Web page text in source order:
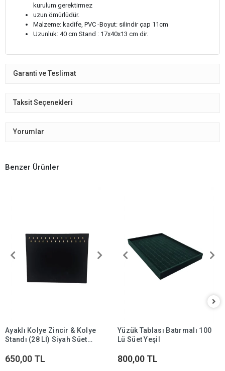
kurulum gerektirmez
uzun ömürlüdür.
Malzeme: kadife, PVC -Boyut: silindir çap 11cm
Uzunluk: 40 cm Stand : 17x40x13 cm dir.
Garanti ve Teslimat
Taksit Seçenekleri
Yorumlar
Benzer Ürünler
Ayaklı Kolye Zincir & Kolye
Standı (28 Lİ) Siyah Süet
650,00 TL
Yüzük Tablası Batırmalı 100
Lü Süet Yeşil
800,00 TL